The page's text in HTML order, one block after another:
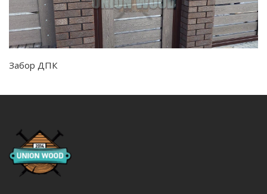
Забор ДПК